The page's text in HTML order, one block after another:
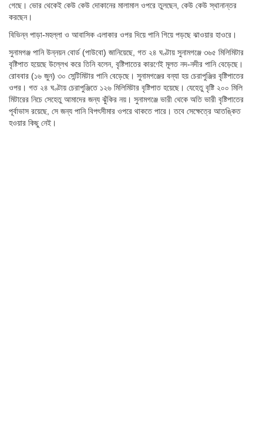
গেছে। ভোর থেকেই কেউ কেউ দোকানের মালামাল ওপরে তুলছেন, কেউ কেউ স্থানান্তর
করছেন।
বিভিন্ন পাড়া-মহল্লা ও আবাসিক এলাকার ওপর দিয়ে পানি গিয়ে পড়ছে ঝাওয়ার হাওরে।
সুনামগঞ্জ পানি উন্নয়ন বোর্ড (পাউবো) জানিয়েছে, গত ২৪ ঘণ্টায় সুনামগঞ্জে ৩৬৫ মিলিমিটার
বৃষ্টিপাত হয়েছে উল্লেখ করে তিনি বলেন, বৃষ্টিপাতের কারণেই মূলত নদ-নদীর পানি বেড়েছে।
রোববার (১৬ জুন) ৩০ সেন্টিমিটার পানি বেড়েছে। সুনামগঞ্জের বন্যা হয় চেরাপুঞ্জির বৃষ্টিপাতের
ওপর। গত ২৪ ঘণ্টায় চেরাপুঞ্জিতে ১২৬ মিলিমিটার বৃষ্টিপাত হয়েছে। যেহেতু বৃষ্টি ২০০ মিলি
মিটারের নিচে সেহেতু আমাদের জন্য ঝুঁকির নয়। সুনামগঞ্জে ভারী থেকে অতি ভারী বৃষ্টিপাতের
পূর্বাভাস রয়েছে, সে জন্য পানি বিপৎসীমার ওপরে থাকতে পারে। তবে সেক্ষেত্রে আতঙ্কিত
হওয়ার কিছু নেই।